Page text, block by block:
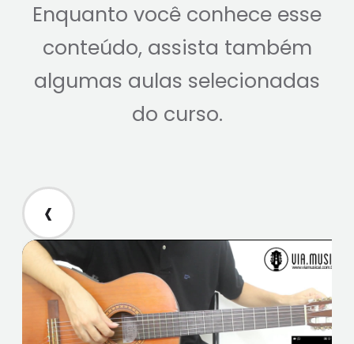
Enquanto você conhece esse
conteúdo, assista também
algumas aulas selecionadas
do curso.
‹